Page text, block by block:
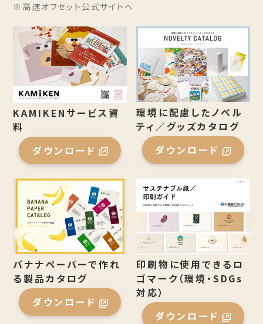
※高速オフセット公式サイトへ
KAMIKENサービス資
料
ダウンロード
環境に配慮したノベル
ティ／グッズカタログ
ダウンロード
バナナペーパーで作れ
る製品カタログ
ダウンロード
印刷物に使用できるロ
ゴマーク（環境・SDGs
対応）
ダウンロード